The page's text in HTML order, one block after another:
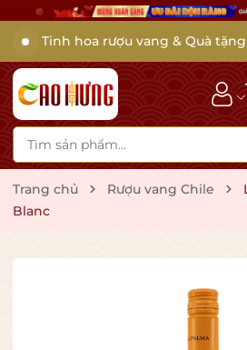
Tinh hoa rượu vang & Quà
Trang chủ Rượu vang Chile
Blanc